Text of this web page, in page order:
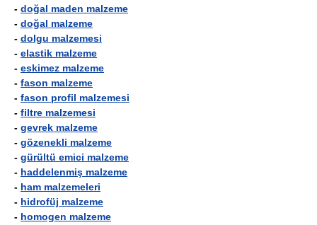
- doğal maden malzeme
- doğal malzeme
- dolgu malzemesi
- elastik malzeme
- eskimez malzeme
- fason malzeme
- fason profil malzemesi
- filtre malzemesi
- gevrek malzeme
- gözenekli malzeme
- gürültü emici malzeme
- haddelenmiş malzeme
- ham malzemeleri
- hidrofüj malzeme
- homogen malzeme